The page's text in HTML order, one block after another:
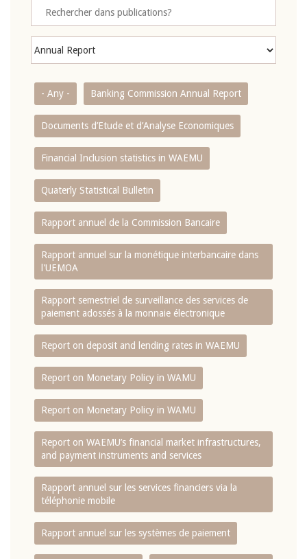
- Any - Banking Commission Annual Report
Documents d’Etude et d’Analyse Economiques
Financial Inclusion statistics in WAEMU
Quaterly Statistical Bulletin
Rapport annuel de la Commission Bancaire
Rapport annuel sur la monétique interbancaire dans
l'UEMOA
Rapport semestriel de surveillance des services de
paiement adossés à la monnaie électronique
Report on deposit and lending rates in WAEMU
Report on Monetary Policy in WAMU
Report on Monetary Policy in WAMU
Report on WAEMU’s financial market infrastructures,
and payment instruments and services
Rapport annuel sur les services financiers via la
téléphonie mobile
Rapport annuel sur les systèmes de paiement